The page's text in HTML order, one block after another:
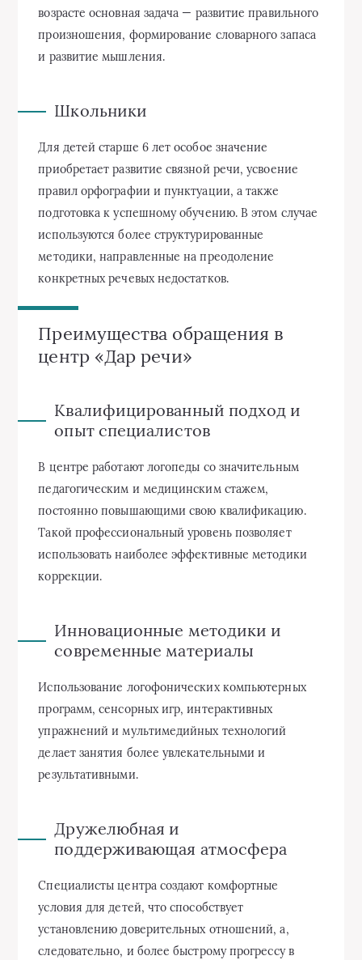
возрасте основная задача — развитие правильного
произношения, формирование словарного запаса
и развитие мышления.
Школьники
Для детей старше 6 лет особое значение
приобретает развитие связной речи, усвоение
правил орфографии и пунктуации, а также
подготовка к успешному обучению. В этом случае
используются более структурированные
методики, направленные на преодоление
конкретных речевых недостатков.
Преимущества обращения в
центр «Дар речи»
Квалифицированный подход и
опыт специалистов
В центре работают логопеды со значительным
педагогическим и медицинским стажем,
постоянно повышающими свою квалификацию.
Такой профессиональный уровень позволяет
использовать наиболее эффективные методики
коррекции.
Инновационные методики и
современные материалы
Использование логофонических компьютерных
программ, сенсорных игр, интерактивных
упражнений и мультимедийных технологий
делает занятия более увлекательными и
результативными.
Дружелюбная и
поддерживающая атмосфера
Специалисты центра создают комфортные
условия для детей, что способствует
установлению доверительных отношений, а,
следовательно, и более быстрому прогрессу в